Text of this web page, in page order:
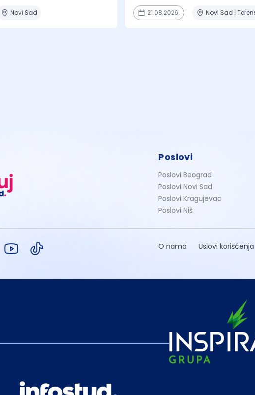
Novi Sad 21.08.2026. Novi Sad |
Poslovi
Poslovi Beograd
Poslovi Novi Sad
Poslovi Kragujevac
Poslovi Niš
O nama Uslovi korišćenja